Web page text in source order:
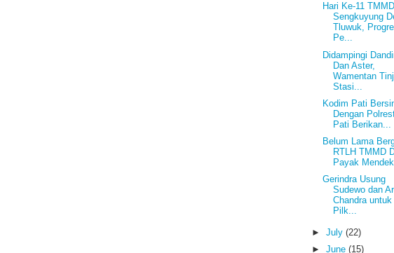
Hari Ke-11 TMMD
Sengkuyung
Tluwuk,
Pe...
Didampingi
Dan Aster,
Wamentan
Stasi...
Kodim Pati
Dengan
Pati Berikan...
Belum Lama
RTLH TMMD
Payak
Gerindra Usung
Sudewo dan
Chandra untuk
Pilk...
► July (22)
► June (15)